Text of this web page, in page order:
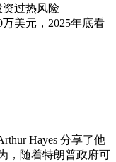
过热风险
美元，2025年底看
Hayes 分享了他
，随着特朗普政府可